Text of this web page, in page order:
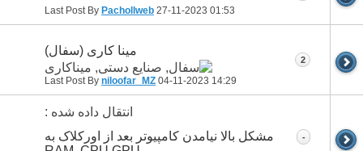
Last Post By Pachollweb 27-11-2023 01:53
مینا کاری (سفال)
Last Post By niloofar_MZ 04-11-2023 14:29
2
انتقال داده شده :
مشکل بالا نیامدن کامپیوتر بعد از اورکلاک به
-